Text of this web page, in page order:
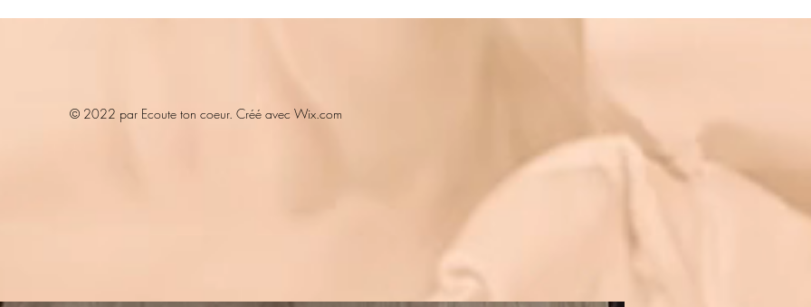
© 2022 par Ecoute ton coeur. Créé avec Wix.com